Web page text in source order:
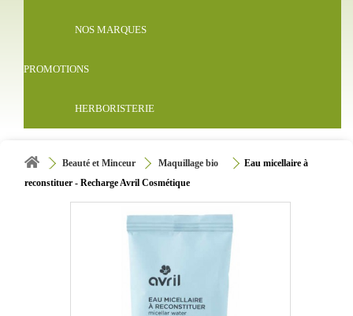
NOS MARQUES
PROMOTIONS
HERBORISTERIE
Beauté et Minceur Maquillage bio
Eau micellaire à
reconstituer - Recharge Avril Cosmétique